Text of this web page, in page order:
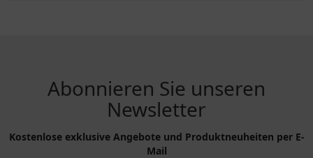
Abonnieren Sie unseren
Newsletter
Kostenlose exklusive Angebote und Produktneuheiten per E-
Mail